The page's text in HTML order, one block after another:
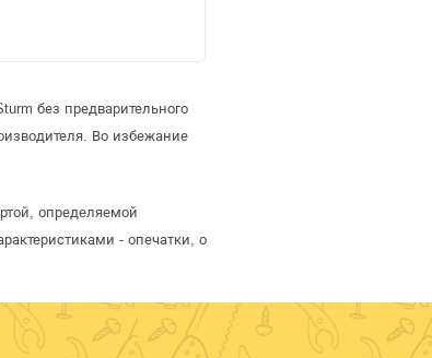
без предварительного
Во избежание
определяемой
- опечатки, о